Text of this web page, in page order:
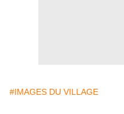
#IMAGES DU VILLAGE